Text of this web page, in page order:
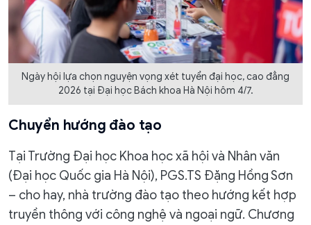
Ngày hội lựa chọn nguyện vọng xét tuyển đại học, cao đẳng
2026 tại Đại học Bách khoa Hà Nội hôm 4/7.
Chuyển hướng đào tạo
Tại Trường Đại học Khoa học xã hội và Nhân văn
(Đại học Quốc gia Hà Nội), PGS.TS Đặng Hồng Sơn
– cho hay, nhà trường đào tạo theo hướng kết hợp
truyền thông với công nghệ và ngoại ngữ. Chương